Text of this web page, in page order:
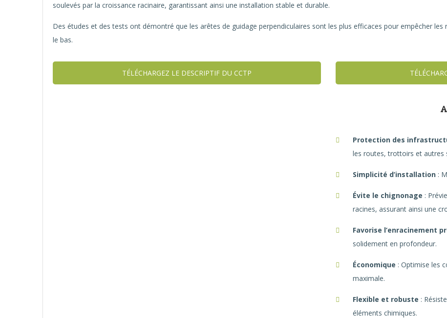
soulevés par la croissance racinaire, garantissant ainsi une installation stable et durable.
Des études et des tests ont démontré que les arêtes de guidage perpendiculaires sont les plus efficaces pour empêcher
le bas.
TÉLÉCHARGEZ LE DESCRIPTIF DU CCTP
Protection des
les routes, trottoirs et autres
Simplicité d’installation :
Évite le chignonage :
racines, assurant ainsi une
Favorise l’enracinement
solidement en profondeur.
Économique : Optimise les
maximale.
Flexible et robuste :
éléments chimiques.